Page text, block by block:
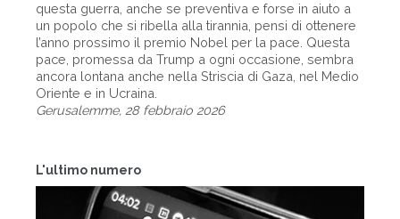
L'ultimo numero
questa guerra, anche se preventiva e forse in aiuto a
un popolo che si ribella alla tirannia, pensi di ottenere
l’anno prossimo il premio Nobel per la pace. Questa
pace, promessa da Trump a ogni occasione, sembra
ancora lontana anche nella Striscia di Gaza, nel Medio
Oriente e in Ucraina.
Gerusalemme, 28 febbraio 2026